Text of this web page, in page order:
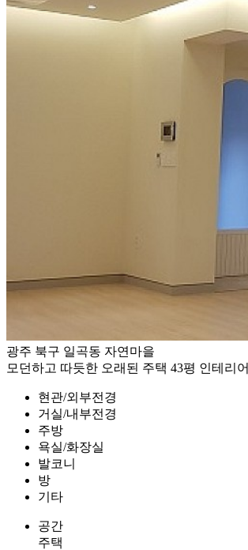
광주 북구 일곡동 자연마을
모던하고 따듯한 오래된 주택 43평 인테리어
현관/외부전경
거실/내부전경
주방
욕실/화장실
발코니
방
기타
공간
주택